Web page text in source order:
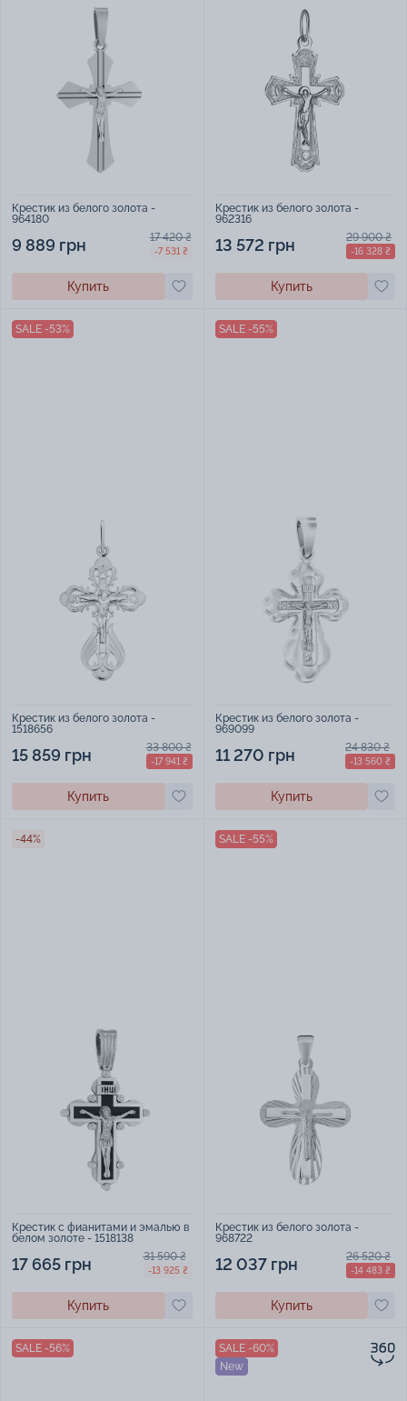
Крестик из белого золота -
964180
9 889 грн 17 420 ₴
-7 531 ₴
Купить
Крестик из белого золота -
962316
13 572 грн 29 900 ₴
-16 328 ₴
Купить
SALE -53%
Крестик из белого золота -
1518656
15 859 грн 33 800 ₴
-17 941 ₴
Купить
SALE -55%
Крестик из белого золота -
969099
11 270 грн 24 830 ₴
-13 560 ₴
Купить
-44%
Крестик с фианитами и эмалью в
белом золоте - 1518138
17 665 грн 31 590 ₴
-13 925 ₴
Купить
SALE -55%
Крестик из белого золота -
968722
12 037 грн 26 520 ₴
-14 483 ₴
Купить
SALE -56%
SALE -60%
New